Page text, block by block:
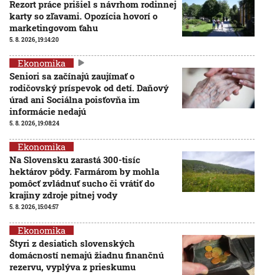
Rezort práce prišiel s návrhom rodinnej
karty so zľavami. Opozícia hovorí o
marketingovom ťahu
5. 8. 2026, 19:14:20
Ekonomika
Seniori sa začínajú zaujímať o
rodičovský príspevok od detí. Daňový
úrad ani Sociálna poisťovňa im
informácie nedajú
5. 8. 2026, 19:08:24
Ekonomika
Na Slovensku zarastá 300-tisíc
hektárov pôdy. Farmárom by mohla
pomôcť zvládnuť sucho či vrátiť do
krajiny zdroje pitnej vody
5. 8. 2026, 15:04:57
Ekonomika
Štyri z desiatich slovenských
domácností nemajú žiadnu finančnú
rezervu, vyplýva z prieskumu